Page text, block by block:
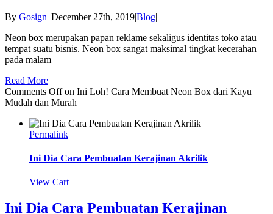
By Gosign| December 27th, 2019|Blog|
Neon box merupakan papan reklame sekaligus identitas toko atau
tempat suatu bisnis. Neon box sangat maksimal tingkat kecerahan
pada malam
Read More
Comments Offon Ini Loh! Cara Membuat Neon Box dari Kayu
Mudah dan Murah
Permalink
Ini Dia Cara Pembuatan Kerajinan Akrilik
View Cart
Ini Dia Cara Pembuatan Kerajinan